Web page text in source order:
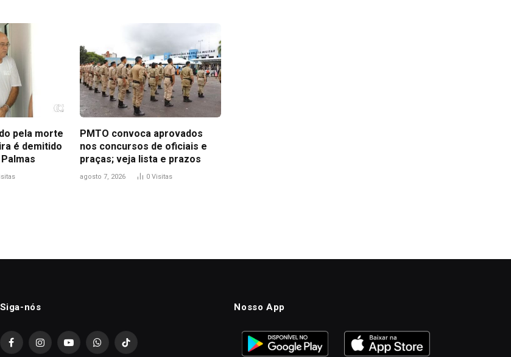
pela morte
é demitido
PMTO convoca aprovados
nos concursos de oficiais e
praças; veja lista e prazos
agosto 7, 2026 0 Visitas
Siga-nós
FacebookInstagramYouTubeWhatsAppTikTok
Nosso App